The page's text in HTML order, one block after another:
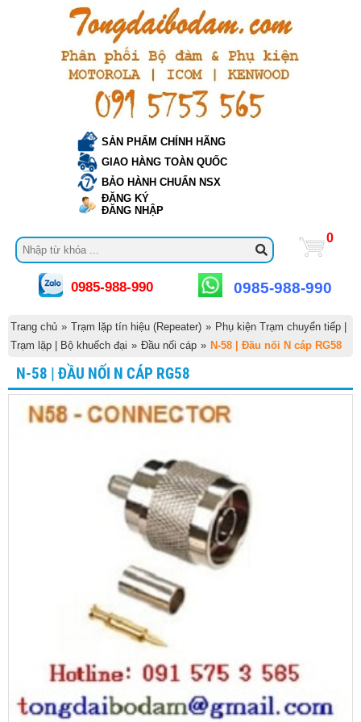
SẢN PHẨM CHÍNH HÃNG
GIAO HÀNG TOÀN QUỐC
BẢO HÀNH CHUẨN NSX
ĐĂNG KÝ
ĐĂNG NHẬP
0
0985-988-990 0985-988-990
Trang chủ » Trạm lặp tín hiệu (Repeater) » Phụ kiện Trạm chuyển tiếp |
Trạm lặp | Bộ khuếch đại » Đầu nối cáp » N-58 | Đầu nối N cáp RG58
N-58 | ĐẦU NỐI N CÁP RG58